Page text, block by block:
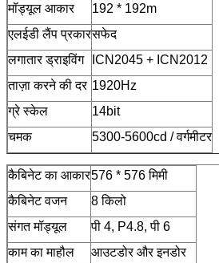
मॉड्यूल आकार
192 * 192m
एलईडी लैंप प्रकारसफेद
लगातार ड्राइविंग
ICN2045 + ICN2012
ताज़ा करने की दर 1920Hz
ग्रे स्केल
14bit
चमक
5300-5600cd / वर्गमीटर
कैबिनेट का आकार576 * 576 मिमी
कैबिनेट वजन
8 किलो
संगत मॉड्यूल
पी 4, P4.8, पी 6
काम का माहौल
आउटडोर और इनडोर